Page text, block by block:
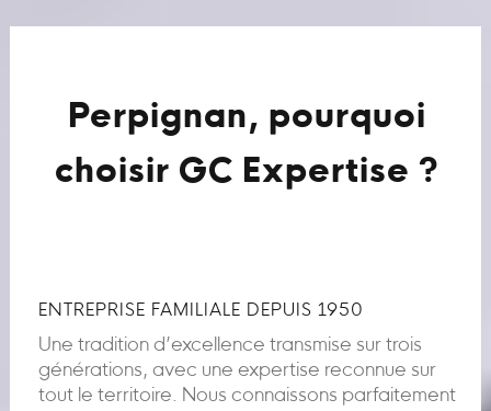
Perpignan, pourquoi
choisir GC Expertise ?
ENTREPRISE FAMILIALE DEPUIS 1950
Une tradition d’excellence transmise sur trois
générations, avec une expertise reconnue sur
tout le territoire. Nous connaissons parfaitement